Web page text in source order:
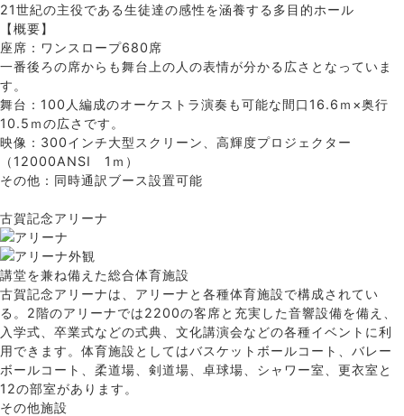
21世紀の主役である生徒達の感性を涵養する多目的ホール
【概要】
座席：ワンスロープ680席
一番後ろの席からも舞台上の人の表情が分かる広さとなっていま
す。
舞台：100人編成のオーケストラ演奏も可能な間口16.6ｍ×奥行
10.5ｍの広さです。
映像：300インチ大型スクリーン、高輝度プロジェクター
（12000ANSI 1ｍ）
その他：同時通訳ブース設置可能
古賀記念アリーナ
講堂を兼ね備えた総合体育施設
古賀記念アリーナは、アリーナと各種体育施設で構成されてい
る。2階のアリーナでは2200の客席と充実した音響設備を備え、
入学式、卒業式などの式典、文化講演会などの各種イベントに利
用できます。体育施設としてはバスケットボールコート、バレー
ボールコート、柔道場、剣道場、卓球場、シャワー室、更衣室と
12の部室があります。
その他施設